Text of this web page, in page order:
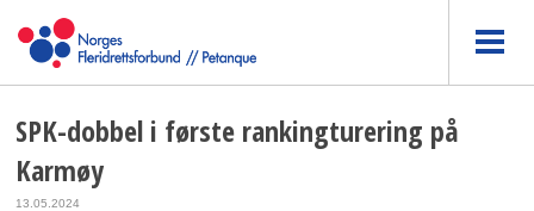
SPK-dobbel i første rankingturering på
Karmøy
13.05.2024